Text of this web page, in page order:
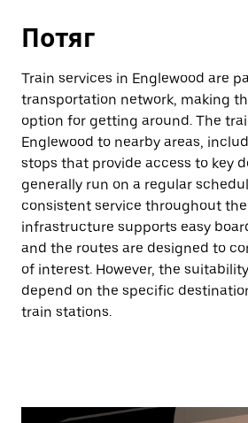
Потяг
Train services in Englewood are
transportation network, making
option for getting around. The
Englewood to nearby areas,
stops that provide access to key
generally run on a regular
consistent service throughout the
infrastructure supports easy
and the routes are designed to
of interest. However, the
depend on the specific
train stations.